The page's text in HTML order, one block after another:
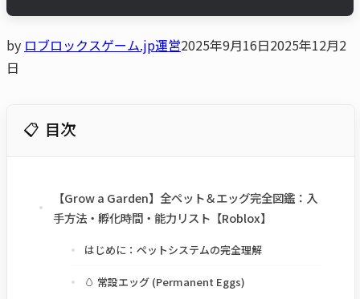
by ロブロックスゲーム.jp運営2025年9月16日2025年12月2
日
目次
【Grow a Garden】全ペット＆エッグ完全図鑑：入
手方法・孵化時間・能力リスト【Roblox】
はじめに：ペットシステムの完全理解
🥚 常設エッグ (Permanent Eggs)